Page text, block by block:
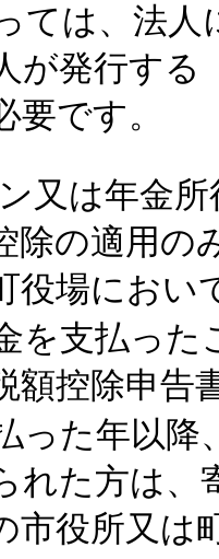
ては、法人
が発行する
です。
又は年金
除の適用の
役場におい
を支払った
額控除申告
った年以降
れた方は、
市役所又は